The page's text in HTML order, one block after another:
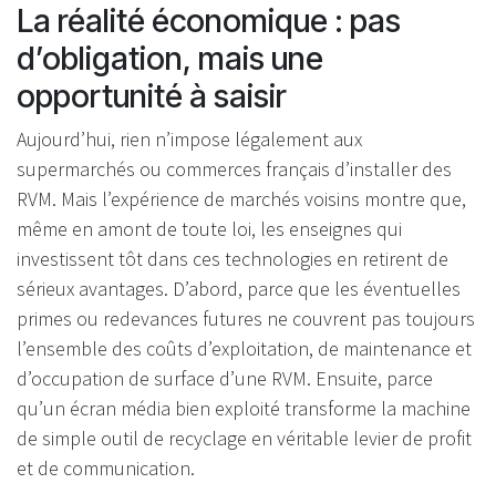
La réalité économique : pas
d’obligation, mais une
opportunité à saisir
Aujourd’hui, rien n’impose légalement aux
supermarchés ou commerces français d’installer des
RVM. Mais l’expérience de marchés voisins montre que,
même en amont de toute loi, les enseignes qui
investissent tôt dans ces technologies en retirent de
sérieux avantages. D’abord, parce que les éventuelles
primes ou redevances futures ne couvrent pas toujours
l’ensemble des coûts d’exploitation, de maintenance et
d’occupation de surface d’une RVM. Ensuite, parce
qu’un écran média bien exploité transforme la machine
de simple outil de recyclage en véritable levier de profit
et de communication.